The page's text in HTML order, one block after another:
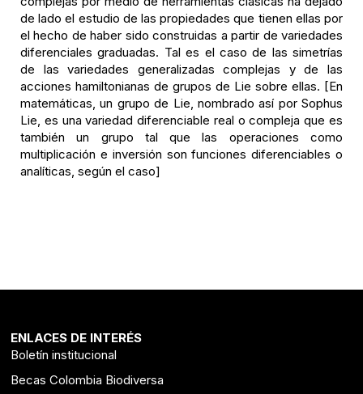
de lado el estudio de las propiedades que tienen ellas por
el hecho de haber sido construidas a partir de variedades
diferenciales graduadas. Tal es el caso de las simetrías
de las variedades generalizadas complejas y de las
acciones hamiltonianas de grupos de Lie sobre ellas. [En
matemáticas, un grupo de Lie, nombrado así por Sophus
Lie, es una variedad diferenciable real o compleja que es
también un grupo tal que las operaciones como
multiplicación e inversión son funciones diferenciables o
analíticas, según el caso]
ENLACES DE INTERÉS
Boletín institucional
Becas Colombia Biodiversa